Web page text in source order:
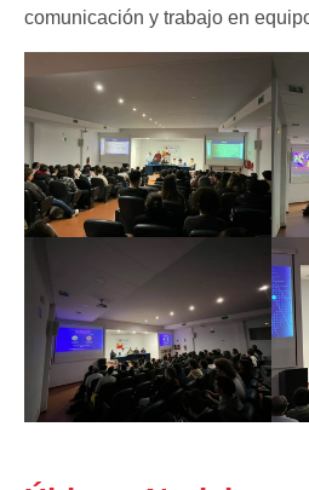
comunicación y trabajo en